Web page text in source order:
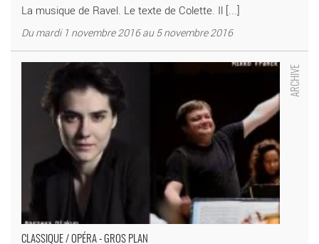
La musique de Ravel. Le texte de Colette. Il [...]
Du mardi 1 novembre 2016 au 5 novembre 2016
CLASSIQUE / OPÉRA - GROS PLAN
L’Enfant et les sortilèges - Critique sortie Classique / Opéra
Paris Maison de la Radio